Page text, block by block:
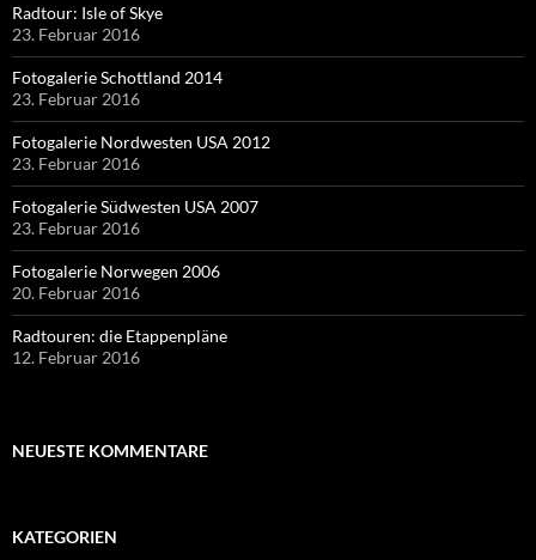
Radtour: Isle of Skye
23. Februar 2016
Fotogalerie Schottland 2014
23. Februar 2016
Fotogalerie Nordwesten USA 2012
23. Februar 2016
Fotogalerie Südwesten USA 2007
23. Februar 2016
Fotogalerie Norwegen 2006
20. Februar 2016
Radtouren: die Etappenpläne
12. Februar 2016
NEUESTE KOMMENTARE
KATEGORIEN